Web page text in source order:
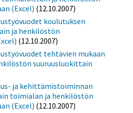
(Excel) (12.10.2007)
koulutuksen
ja henkilöstön
(12.10.2007)
tehtävien mukaan
suuruusluokittain
ja kehittämistoiminnan
toimialan ja henkilöstön
(Excel) (12.10.2007)